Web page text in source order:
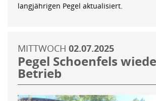
langjährigen Pegel aktualisiert.
MITTWOCH 02.07.2025
Pegel Schoenfels
Betrieb